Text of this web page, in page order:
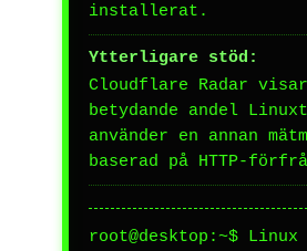
installerat.
Ytterligare stöd:
Cloudflare Radar
betydande andel
använder en annan
baserad på HTTP-
root@desktop:~$ Linux